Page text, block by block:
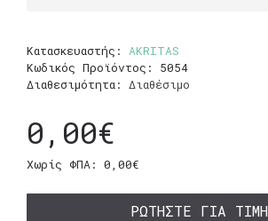
Κατασκευαστής: AKRITAS
Κωδικός Προϊόντος: 5054
Διαθεσιμότητα: Διαθέσιμο
0,00€
Χωρίς ΦΠΑ: 0,00€
ΡΩΤΉΣΤΕ ΓΙΑ ΤΙΜΉ